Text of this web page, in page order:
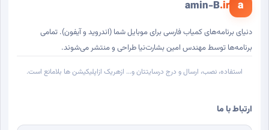
a
amin-B.ir
دنیای برنامه‌های کمیاب فارسی برای موبایل شما (اندروید و آیفون). تمامی
برنامه‌ها توسط مهندس امین بشارت‌نیا طراحی و منتشر می‌شوند.
استفاده، نصب، ارسال و درج درسایتتان و... ازهریک ازاپلیکیشن ها بلامانع است.
ارتباط با ما